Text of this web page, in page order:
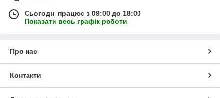
Сьогодні працює з 09:00 до 18:00
Показати весь графік роботи
Про нас
Контакти